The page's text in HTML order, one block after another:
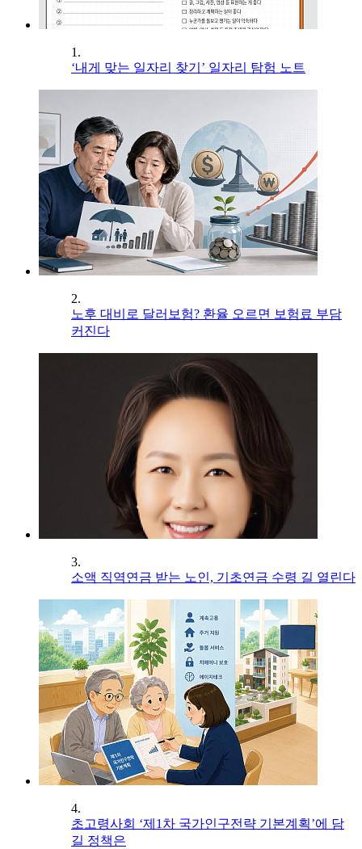
1.
‘내게 맞는 일자리 찾기’ 일자리 탐험 노트
2.
노후 대비로 달러보험? 환율 오르면 보험료 부담
커진다
3.
소액 직역연금 받는 노인, 기초연금 수령 길 열린다
4.
초고령사회 ‘제1차 국가인구전략 기본계획’에 담
길 정책은